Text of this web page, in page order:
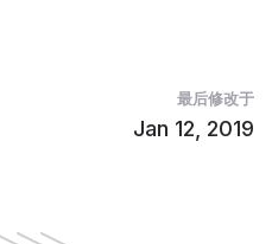
最后修改于
Jan 12, 2019